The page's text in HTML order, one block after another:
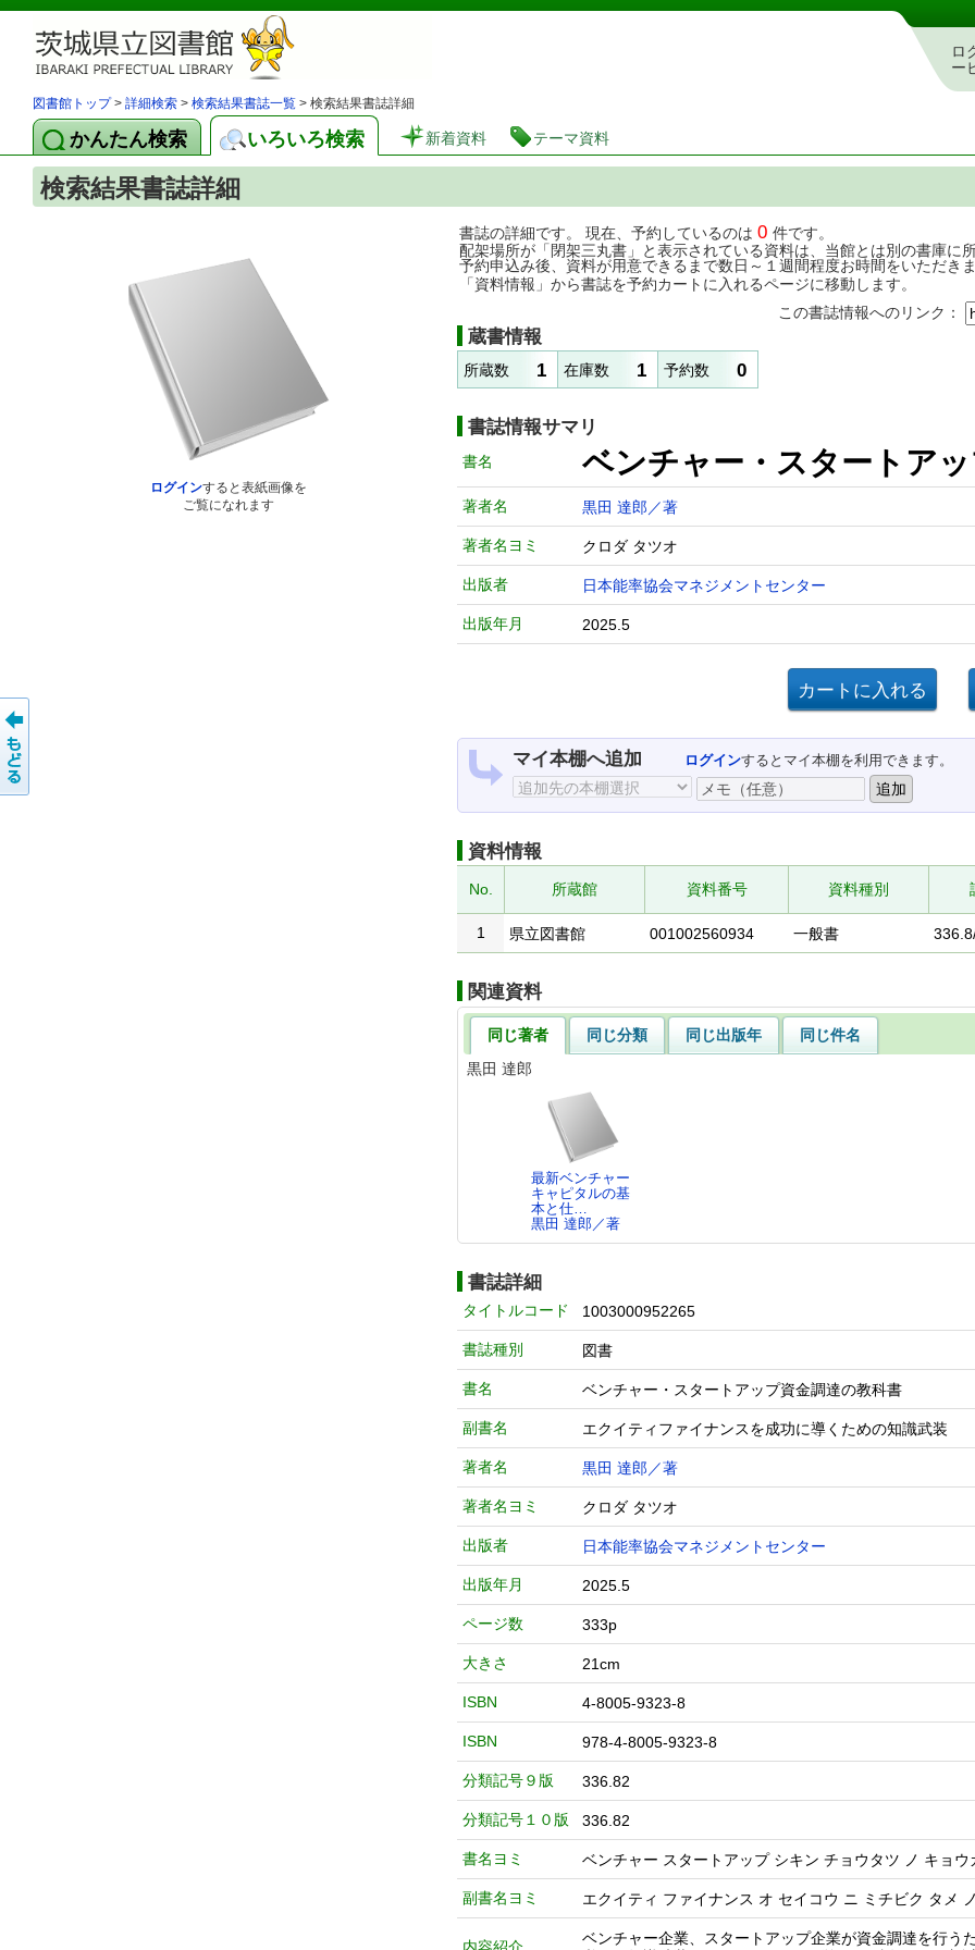
茨城県立図書館 蔵書検索・予約システム
ロ
ー
図書館トップ> 詳細検索 > 検索結果書誌一覧 > 検索結果書誌詳細
かんたん検索 いろいろ検索 新着資料 テーマ資料
検索結果書誌詳細
ログインすると表紙画像を
ご覧になれます
書誌の詳細です。 現在、予約しているのは 0 件です。
配架場所が「閉架三丸書」と表示されている資料は、当館とは別の書庫に
予約申込み後、資料が用意できるまで数日～１週間程度お時間をいただきま
「資料情報」から書誌を予約カートに入れるページに移動します。
この書誌情報へのリンク：
蔵書情報
所蔵数 1 在庫数 1 予約数 0
書誌情報サマリ
書名 ベンチャー・スタート
著者名 黒田 達郎／著
著者名ヨミ クロダ タツオ
出版者 日本能率協会マネジメントセンター
出版年月 2025.5
マイ本棚へ追加 ログインするとマイ本棚を利用できます。
資料情報
No. 所蔵館 資料番号 資料種別
1
県立図書館 001002560934 一般書
関連資料
同じ著者 同じ分類 同じ出版年
同じ件名
黒田 達郎
最新ベンチャー
キャピタルの基
本と仕…
黒田 達郎／著
書誌詳細
タイトルコード 1003000952265
書誌種別 図書
書名 ベンチャー・スタートアップ資金調達の教科書
副書名 エクイティファイナンスを成功に導くための知識武装
著者名 黒田 達郎／著
著者名ヨミ クロダ タツオ
出版者 日本能率協会マネジメントセンター
出版年月 2025.5
ページ数 333p
大きさ 21cm
ISBN 4-8005-9323-8
ISBN 978-4-8005-9323-8
分類記号９版 336.82
分類記号１０版 336.82
書名ヨミ ベンチャー スタートアップ シキン チョウタツ ノ キョウ
副書名ヨミ エクイティ ファイナンス オ セイコウ ニ ミチビク タメ
ベンチャー企業、スタートアップ企業が資金調達を行う